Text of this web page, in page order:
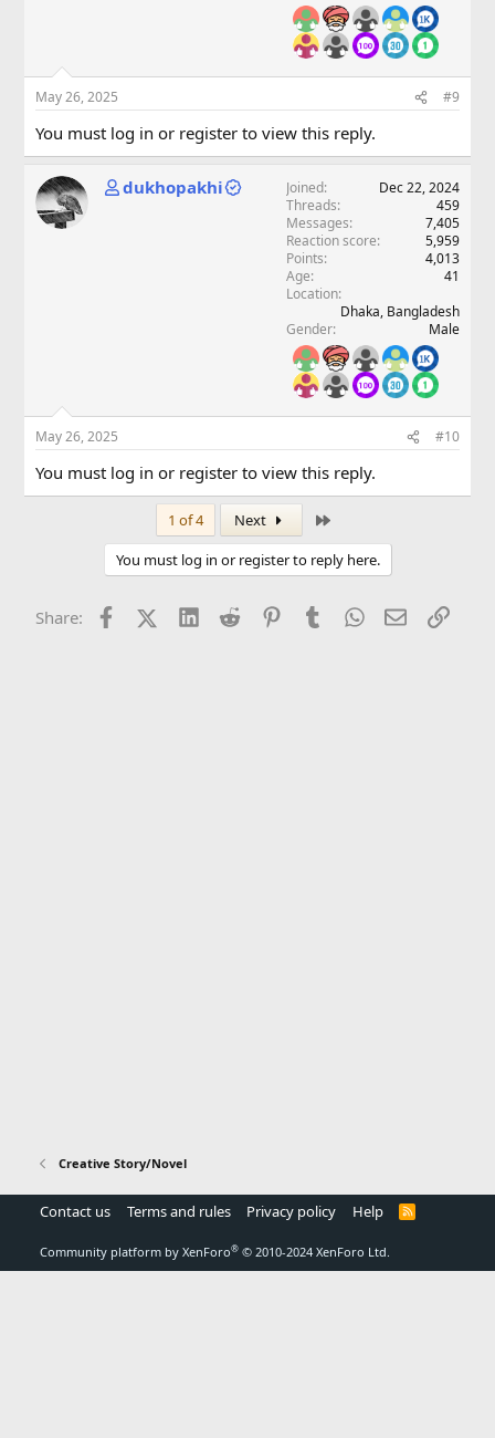
May 26, 2025 #9
You must log in or register to view this reply.
dukhopakhi Joined
Dec 22, 2024
Threads
459
Messages
7,405
Reaction score
5,959
Points
4,013
Age
41
Location
Dhaka, Bangladesh
Gender
Male
May 26, 2025 #10
You must log in or register to view this reply.
1 of 4 Next
You must log in or register to reply here.
Share: FacebookX (Twitter)
LinkedInReddit PinterestTumblrWhatsApp
EmailLink
Creative Story/Novel
Contact us Terms and rules Privacy policy Help
R
Community platform by XenForo® © 2010-2024 XenForo Ltd.